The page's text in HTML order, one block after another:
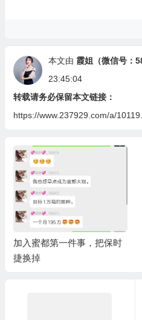
本文由 霞姐（微信号：
23:45:04
转载请务必保留本文链接：
https://www.237929.com/a/
加入蜜都第一件事，把保时
捷换掉